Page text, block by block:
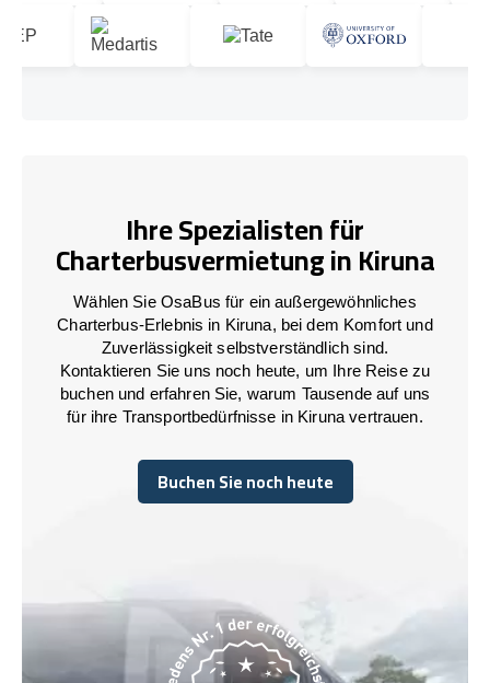
Ihre Spezialisten für
Charterbusvermietung in Kiruna
Wählen Sie OsaBus für ein außergewöhnliches
Charterbus-Erlebnis in Kiruna, bei dem Komfort und
Zuverlässigkeit selbstverständlich sind.
Kontaktieren Sie uns noch heute, um Ihre Reise zu
buchen und erfahren Sie, warum Tausende auf uns
für ihre Transportbedürfnisse in Kiruna vertrauen.
Buchen Sie noch heute
Buchen Sie noch heute